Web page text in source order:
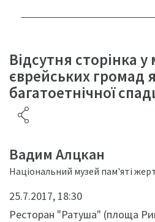
Відсутня сторінка у
єврейських громад
багатоетнічної
Вадим Алцкан
Національний музей пам'яті
25.7.2017, 18:30
Ресторан "Ратуша" (площа